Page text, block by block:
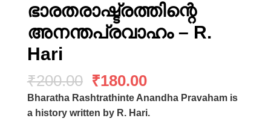
ഭാരതരാഷ്ട്രത്തിന്റെ
അനന്തപ്രവാഹം – R.
Hari
₹200.00 ₹180.00
Bharatha Rashtrathinte Anandha Pravaham is
a history written by R. Hari.